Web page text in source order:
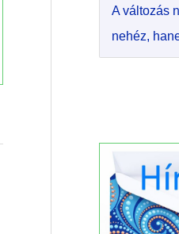
A változás
nehéz,